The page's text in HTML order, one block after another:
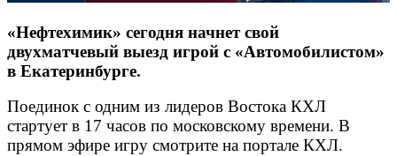
«Нефтехимик» сегодня начнет свой
двухматчевый выезд игрой с «Автомобилистом»
в Екатеринбурге.
Поединок с одним из лидеров Востока КХЛ
стартует в 17 часов по московскому времени. В
прямом эфире игру смотрите на портале КХЛ.